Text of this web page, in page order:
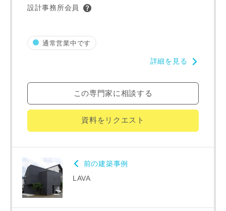
設計事務所会員
通常営業中です
詳細を見る
この専門家に相談する
資料をリクエスト
前の建築事例
LAVA
希望の予算
万円〜